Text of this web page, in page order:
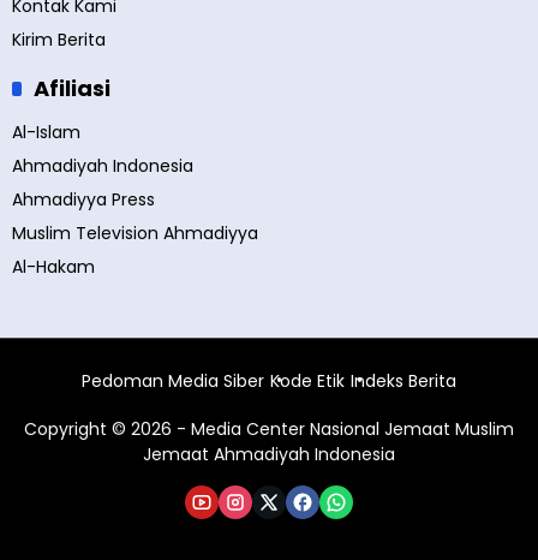
Kontak Kami
Kirim Berita
Afiliasi
Al-Islam
Ahmadiyah Indonesia
Ahmadiyya Press
Muslim Television Ahmadiyya
Al-Hakam
Pedoman Media Siber Kode Etik Indeks Berita
Copyright © 2026 - Media Center Nasional Jemaat Muslim
Jemaat Ahmadiyah Indonesia